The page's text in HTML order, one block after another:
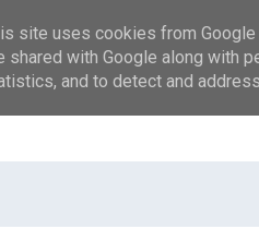
site uses cookies from
shared with Google along with
and to detect and